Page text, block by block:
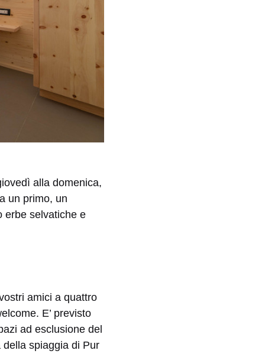
alla domenica,
un primo, un
erbe selvatiche e
amici a quattro
E’ previsto
ad esclusione del
spiaggia di Pur